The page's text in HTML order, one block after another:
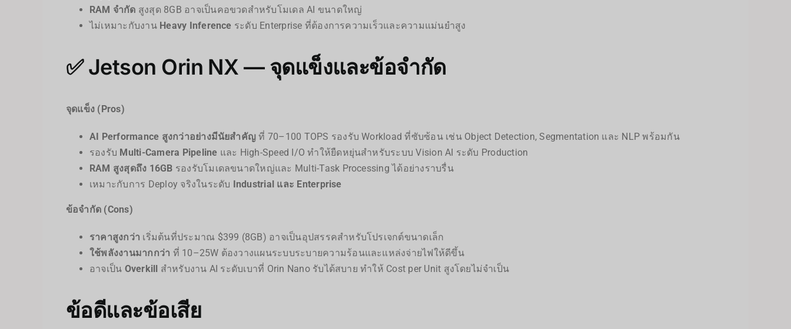
RAM จำกัด สูงสุด 8GB อาจเป็นคอขวดสำหรับโมเดล AI ขนาดใหญ่
ไม่เหมาะกับงาน Heavy Inference ระดับ Enterprise ที่ต้องการความเร็วและความแม่นยำสูง
✅ Jetson Orin NX — จุดแข็งและข้อจำกัด
จุดแข็ง (Pros)
AI Performance สูงกว่าอย่างมีนัยสำคัญ ที่ 70–100 TOPS รองรับ Workload ที่ซับซ้อน เช่น Object Detection, Segmentation และ NLP พร้อมกัน
รองรับ Multi-Camera Pipeline และ High-Speed I/O ทำให้ยืดหยุ่นสำหรับระบบ Vision AI ระดับ Production
RAM สูงสุดถึง 16GB รองรับโมเดลขนาดใหญ่และ Multi-Task Processing ได้อย่างราบรื่น
เหมาะกับการ Deploy จริงในระดับ Industrial และ Enterprise
ข้อจำกัด (Cons)
ราคาสูงกว่า เริ่มต้นที่ประมาณ $399 (8GB) อาจเป็นอุปสรรคสำหรับโปรเจกต์ขนาดเล็ก
ใช้พลังงานมากกว่า ที่ 10–25W ต้องวางแผนระบบระบายความร้อนและแหล่งจ่ายไฟให้ดีขึ้น
อาจเป็น Overkill สำหรับงาน AI ระดับเบาที่ Orin Nano รับได้สบาย ทำให้ Cost per Unit สูงโดยไม่จำเป็น
ข้อดีและข้อเสีย